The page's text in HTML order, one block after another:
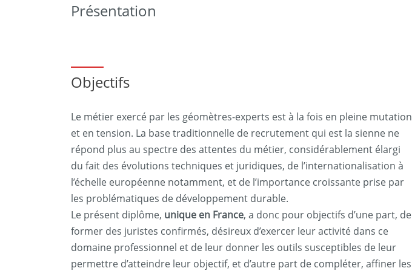
Présentation
Objectifs
Le métier exercé par les géomètres-experts est à la fois en pleine mutation
et en tension. La base traditionnelle de recrutement qui est la sienne ne
répond plus au spectre des attentes du métier, considérablement élargi
du fait des évolutions techniques et juridiques, de l’internationalisation à
l’échelle européenne notamment, et de l’importance croissante prise par
les problématiques de développement durable.
Le présent diplôme, unique en France, a donc pour objectifs d’une part, de
former des juristes confirmés, désireux d’exercer leur activité dans ce
domaine professionnel et de leur donner les outils susceptibles de leur
permettre d’atteindre leur objectif, et d’autre part de compléter, affiner les